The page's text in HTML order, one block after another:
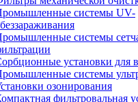
системы UV-
системы
установки для
системы
озонирования
фильтровальная